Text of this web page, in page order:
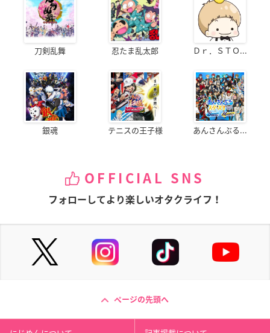
刀剣乱舞 忍たま乱太郎 Ｄｒ．ＳＴＯ...
銀魂 テニスの王子様 あんさんぶる...
OFFICIAL SNS
フォローしてより楽しいオタクライフ！
ページの先頭へ